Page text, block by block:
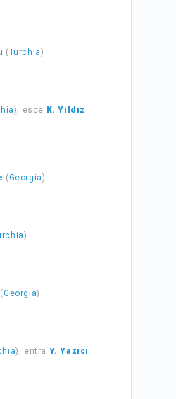
(Turchia)
), esce K. Yıldız
(Georgia)
)
(Georgia)
), entra Y. Yazıcı